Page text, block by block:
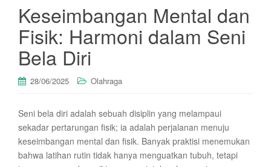
Keseimbangan Mental dan
Fisik: Harmoni dalam Seni
Bela Diri
28/06/2025 Olahraga
Seni bela diri adalah sebuah disiplin yang melampaui
sekadar pertarungan fisik; ia adalah perjalanan menuju
keseimbangan mental dan fisik. Banyak praktisi menemukan
bahwa latihan rutin tidak hanya menguatkan tubuh, tetapi